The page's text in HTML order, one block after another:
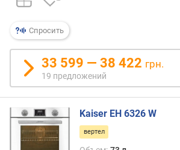
е
а
т
р
(
C
)
Спросить
33 599 — 38 422 грн.
19 предложений
Kaiser EH 6326 W
вертел